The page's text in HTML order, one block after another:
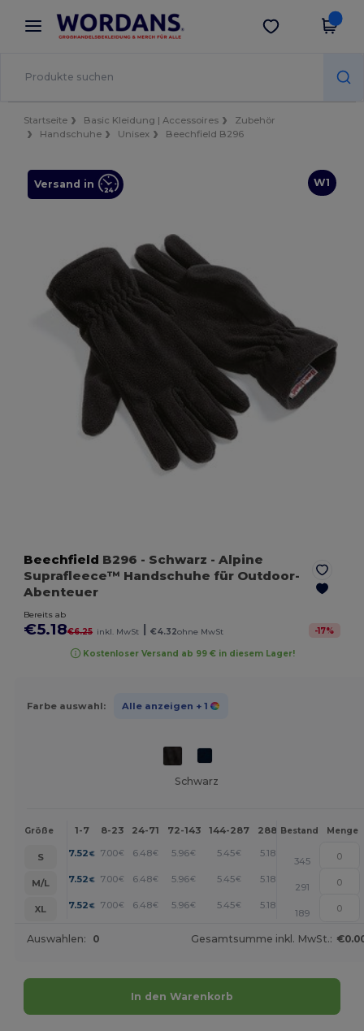
× Wordans App
Bessere Preise in der App!
App holen
Startseite Basic Kleidung | Accessoires
Zubehör
Handschuhe
Unisex Beechfield B296
W1
Versand in
Beechfield B296 - Schwarz - Alpine
Suprafleece™ Handschuhe für Outdoor-
Abenteuer
Bereits ab
€5.18€6.25 inkl. MwSt | €4.32ohne MwSt -17%
Kostenloser Versand ab 99 € in diesem Lager!
Farbe auswahl: Alle anzeigen + 1
Schwarz
Größe 1-7 8-23 24-71 72-143 144-287 288 + Mehr
Bestand Menge
S 7.52 € 7.00€ 6.48€ 5.96€ 5.45€ 5.18 +
345
M/L
7.52 € 7.00€ 6.48€ 5.96€ 5.45€ 5.18 +
291
XL
7.52 € 7.00€ 6.48€ 5.96€ 5.45€ 5.18 +
189
Auswahlen: 0 Gesamtsumme inkl. MwSt.:
In den Warenkorb